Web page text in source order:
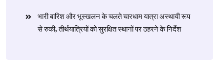
​भारी बारिश और भूस्खलन के चलते चारधाम यात्रा अस्थायी रूप
से रुकी, तीर्थयात्रियों को सुरक्षित स्थानों पर ठहरने के निर्देश